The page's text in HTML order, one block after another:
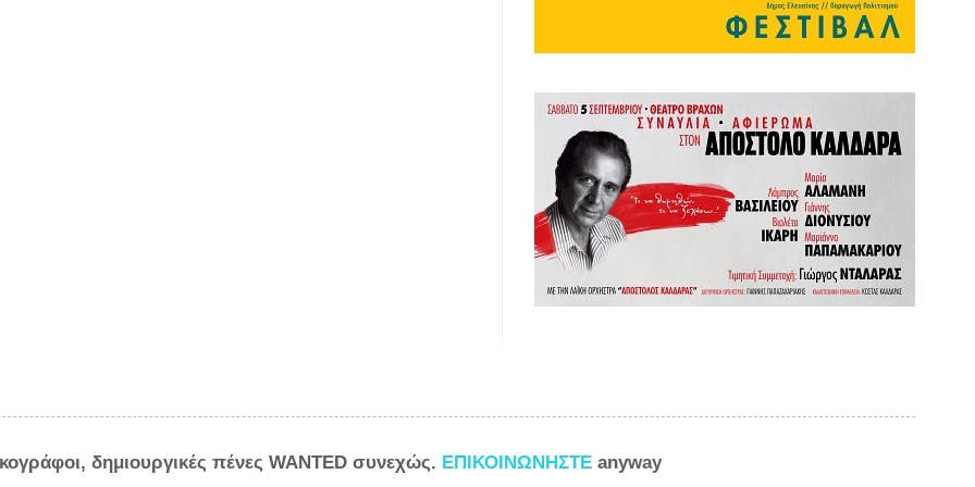
δημιουργικές πένες WANTED συνεχώς. ΕΠΙΚΟΙΝΩΝΗΣΤΕ anyway